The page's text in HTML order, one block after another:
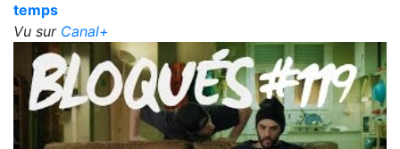
temps
Vu sur Canal+